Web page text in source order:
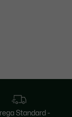
Standard -